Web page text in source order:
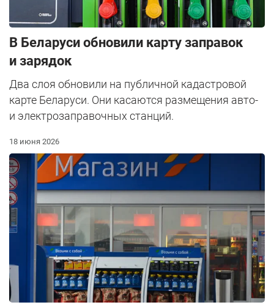
В Беларуси обновили карту заправок
и зарядок
Два слоя обновили на публичной кадастровой
карте Беларуси. Они касаются размещения авто-
и электрозаправочных станций.
18 июня 2026